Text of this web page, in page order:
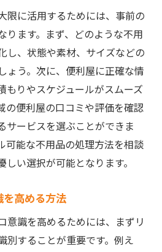
を最大化する方法
実現する環境に優しいライ
現するためのステップ
た持続可能な生活の構築
入・処分の心構え
利用法
活への転換方法
て進めるエコ活動
限に活用するためには、事前の
ります。まず、どのような不用
し、状態や素材、サイズなどの
ょう。次に、便利屋に正確な情
もりやスケジュールがスムーズ
の便利屋の口コミや評価を確認
サービスを選ぶことができま
可能な不用品の処理方法を相談
い選択が可能となります。
高める方法
意識を高めるためには、まずリ
別することが重要です。例え